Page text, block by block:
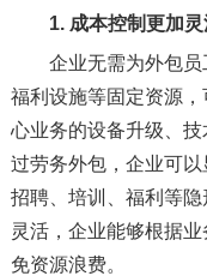
1. 成本控制更加
企业无需为外包员
福利设施等固定资源
心业务的设备升级、
过劳务外包，企业可
招聘、培训、福利等
灵活，企业能够根据
免资源浪费。